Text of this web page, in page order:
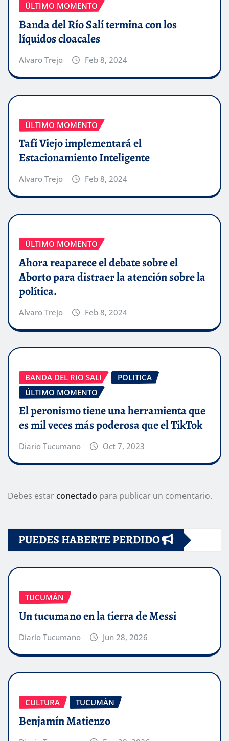
ÚLTIMO MOMENTO
Banda del Río Salí termina con los
líquidos cloacales
Alvaro Trejo Feb 8, 2024
ÚLTIMO MOMENTO
Tafí Viejo implementará el
Estacionamiento Inteligente
Alvaro Trejo Feb 8, 2024
ÚLTIMO MOMENTO
Ahora reaparece el debate sobre el
Aborto para distraer la atención sobre la
política.
Alvaro Trejo Feb 8, 2024
BANDA DEL RIO SALI
POLITICA
ÚLTIMO MOMENTO
El peronismo tiene una herramienta que
es mil veces más poderosa que el TikTok
Diario Tucumano Oct 7, 2023
Debes estarconectado para publicar un comentario.
PUEDES HABERTE PERDIDO
TUCUMÁN
Un tucumano en la tierra de Messi
Diario Tucumano Jun 28, 2026
CULTURA TUCUMÁN
Benjamín Matienzo